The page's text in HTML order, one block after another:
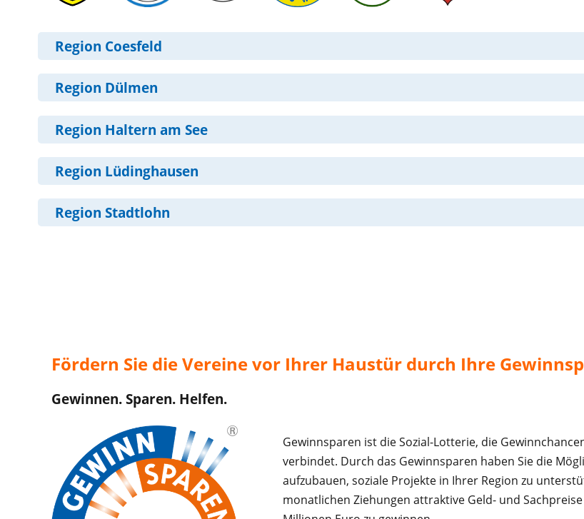
Region Coesfeld
Region Dülmen
Region Haltern am See
Region Lüdinghausen
Region Stadtlohn
Fördern Sie die Vereine vor Ihrer Haustür durch Ihre
Gewinnen. Sparen. Helfen.
Gewinnsparen ist die Sozial-Lotterie, die
verbindet. Durch das Gewinnsparen haben Sie die
aufzubauen, soziale Projekte in Ihrer Region zu
monatlichen Ziehungen attraktive Geld- und